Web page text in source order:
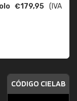
€179,95 (IVA
CÓDIGO CIELAB